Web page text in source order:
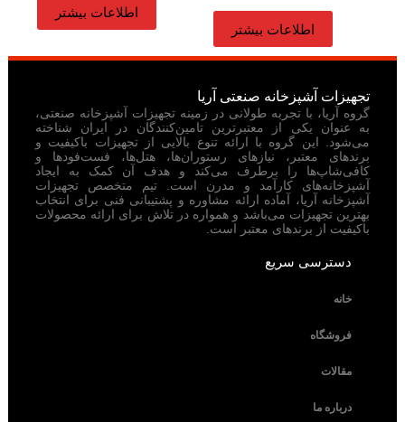
اطلاعات بیشتر
اطلاعات بیشتر
تجهیزات آشپزخانه صنعتی آریا
گروه آریا، با تجربه طولانی در زمینه تجهیزات آشپزخانه صنعتی،
به عنوان یکی از معتبرترین تامین‌کنندگان در ایران شناخته
می‌شود. این گروه با ارائه تنوع بالایی از تجهیزات باکیفیت و
برندهای معتبر، نیازهای رستوران‌ها، هتل‌ها، فست‌فودها و
کافی‌شاپ‌ها را برطرف می‌کند و هدف آن کمک به ایجاد
آشپزخانه‌های کارآمد و مدرن است. تیم متخصص تجهیزات
آشپزخانه آریا، آماده ارائه مشاوره و پشتیبانی فنی برای انتخاب
بهترین تجهیزات می‌باشد و همواره در تلاش برای ارائه محصولات
باکیفیت از برندهای معتبر است.
دسترسی سریع
خانه
فروشگاه
مقالات
درباره ما